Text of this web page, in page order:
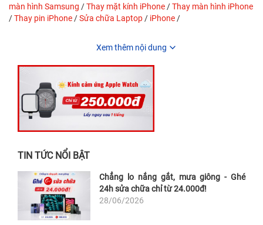
màn hình Samsung /Thay mặt kính iPhone /Thay màn hình iPhone
/Thay pin iPhone /Sửa chữa Laptop / iPhone /
Xem thêm nội dung
TIN TỨC NỔI BẬT
Chẳng lo nắng gắt, mưa giông - Ghé
24h sửa chữa chỉ từ 24.000đ!
28/06/2026